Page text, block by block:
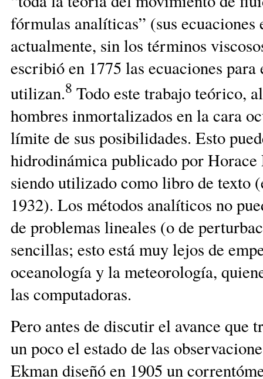
fórmulas analíticas” (sus ecuaciones
actualmente, sin los términos
escribió en 1775 las ecuaciones
utilizan.8 Todo este trabajo teórico,
hombres inmortalizados en la cara
límite de sus posibilidades. Esto
hidrodinámica publicado por
siendo utilizado como libro de texto
1932). Los métodos analíticos no
de problemas lineales (o de
sencillas; esto está muy lejos de
oceanología y la meteorología,
las computadoras.
Pero antes de discutir el avance que
un poco el estado de las
Ekman diseñó en 1905 un